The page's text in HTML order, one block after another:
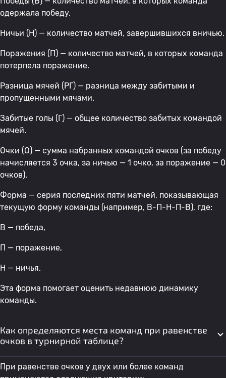
одержала победу.
Ничьи (Н) — количество матчей, завершившихся вничью.
Поражения (П) — количество матчей, в которых команда
потерпела поражение.
Разница мячей (РГ) — разница между забитыми и
пропущенными мячами.
Забитые голы (Г) — общее количество забитых командой
мячей.
Очки (О) — сумма набранных командой очков (за победу
начисляется 3 очка, за ничью — 1 очко, за поражение — 0
очков).
Форма — серия последних пяти матчей, показывающая
текущую форму команды (например, В-П-Н-П-В), где:
В — победа,
П — поражение,
Н — ничья.
Эта форма помогает оценить недавнюю динамику
команды.
Как определяются места команд при равенстве
очков в турнирной таблице?
При равенстве очков у двух или более команд